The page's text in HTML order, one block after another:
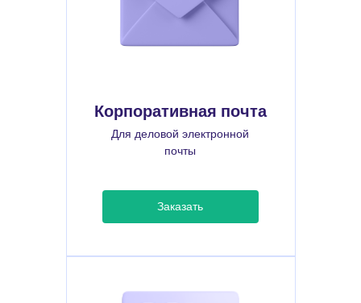
Корпоративная почта
Для деловой электронной
почты
Заказать